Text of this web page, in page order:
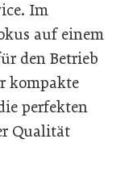
Im
auf einem
den Betrieb
kompakte
perfekten
Qualität